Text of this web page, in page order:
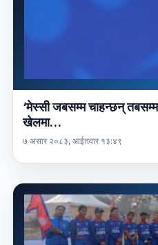
‘मेस्सी जबसम्म चाहन्छन्
खेलमा…
७ असार २०८३, आईतवार १३:४९